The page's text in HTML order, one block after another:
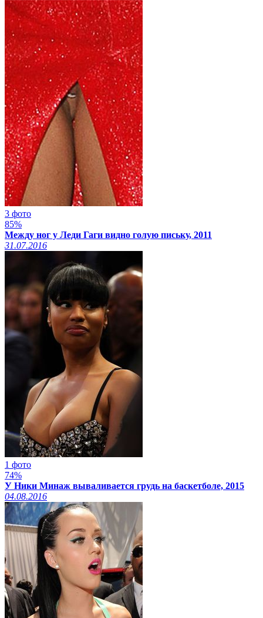
3 фото
85%
Между ног у Леди Гаги видно голую письку, 2011
31.07.2016
1 фото
74%
У Ники Минаж вываливается грудь на баскетболе, 2015
04.08.2016